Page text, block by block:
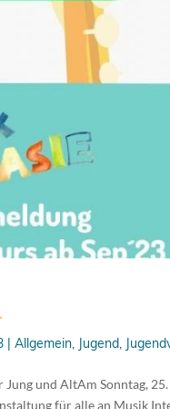
|Allgemein, Jugend,
und AltAm Sonntag,
für alle an Musik